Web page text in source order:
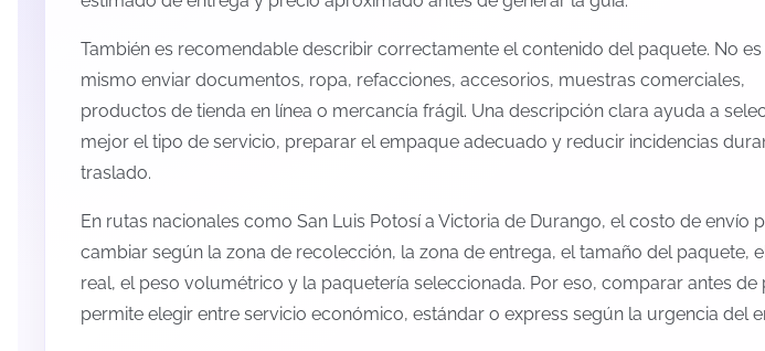
También es recomendable describir correctamente el contenido del paquete. No es
mismo enviar documentos, ropa, refacciones, accesorios, muestras comerciales,
productos de tienda en línea o mercancía frágil. Una descripción clara ayuda a
mejor el tipo de servicio, preparar el empaque adecuado y reducir incidencias
traslado.
En rutas nacionales como San Luis Potosí a Victoria de Durango, el costo de envío
cambiar según la zona de recolección, la zona de entrega, el tamaño del paquete,
real, el peso volumétrico y la paquetería seleccionada. Por eso, comparar antes de
permite elegir entre servicio económico, estándar o express según la urgencia del